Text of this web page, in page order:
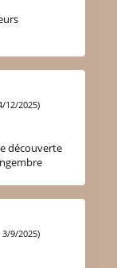
12/2025)
découverte
9/2025)